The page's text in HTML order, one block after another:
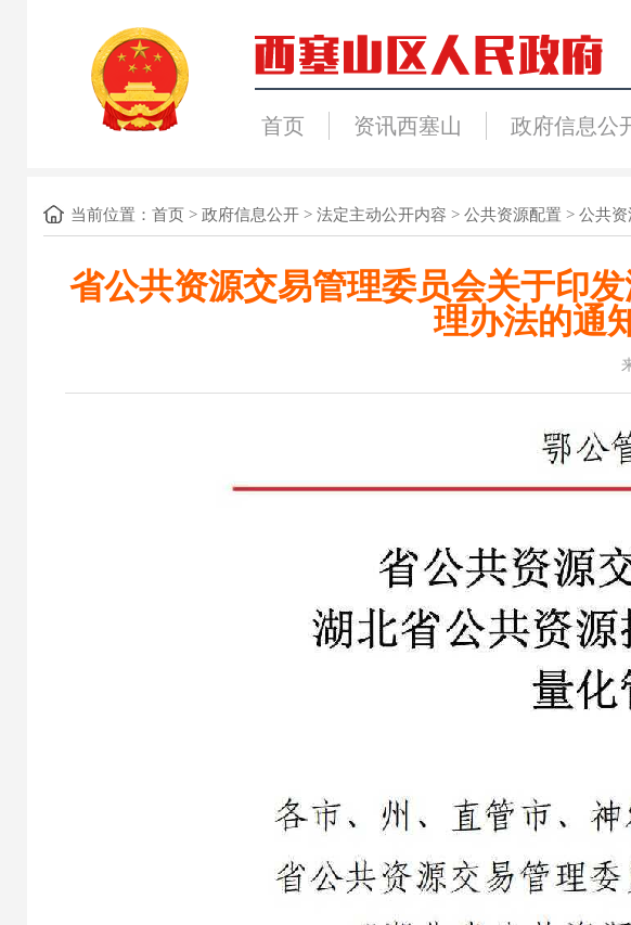
首页 资讯西塞山 政府信息公
当前位置： 首页> 政府信息公开> 法定主动公开内容 > 公共资源配置 > 公共资
省公共资源交易管理委员会关于印
理办法的通